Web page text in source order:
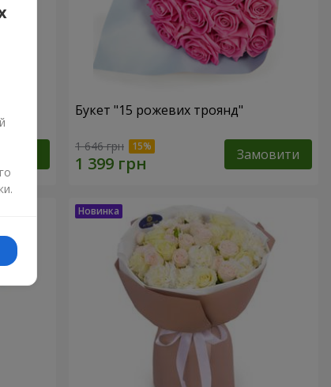
Букет "15 рожевих троянд"
1 646 грн Замовити